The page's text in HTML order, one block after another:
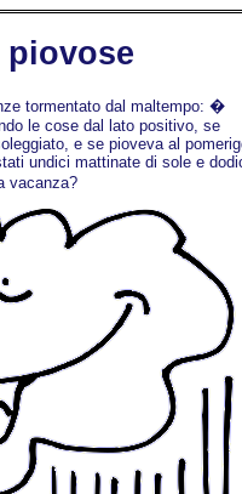
piovose
tormentato dal maltempo: �
le cose dal lato positivo, se
e se pioveva al
undici mattinate di sole e
vacanza?